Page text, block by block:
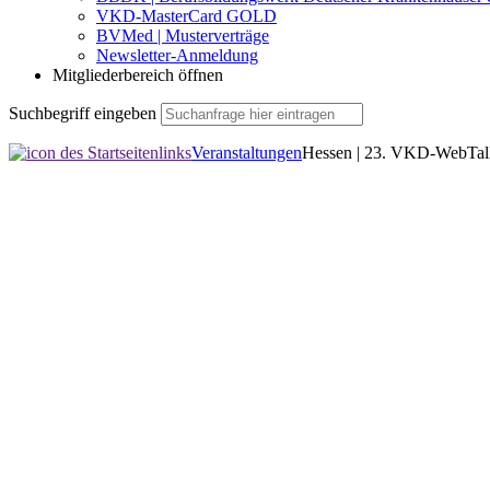
VKD-MasterCard GOLD
BVMed | Musterverträge
Newsletter-Anmeldung
Mitgliederbereich öffnen
Suchbegriff eingeben
VeranstaltungenHessen | 23. VKD-